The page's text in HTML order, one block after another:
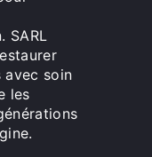
SARL
avec soin
les